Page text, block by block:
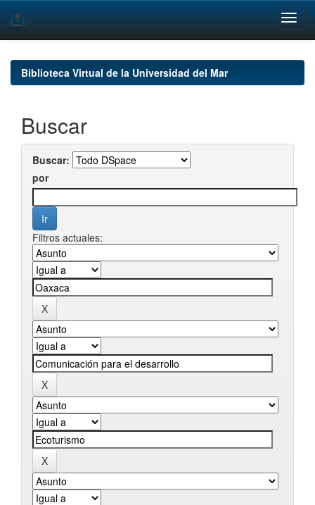
navigationBiblioteca Virtual de la Universidad del Mar
Buscar
Buscar:
por
Filtros actuales: